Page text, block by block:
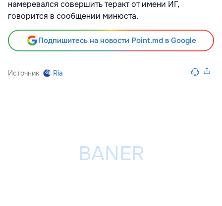
намеревался совершить теракт от имени ИГ,
говорится в сообщении минюста.
Подпишитесь на новости Point.md в Google
Источник Ria